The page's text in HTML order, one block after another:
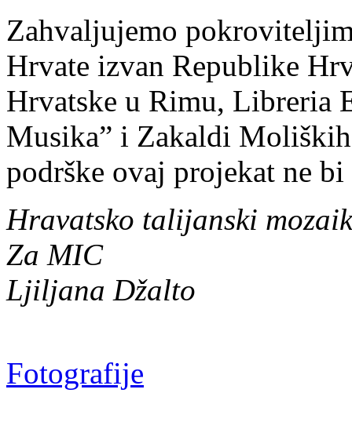
Zahvaljujemo
Hrvate izvan Republike
Hrvatske u Rimu, Libreria
Musika” i Zakaldi
podrške ovaj projekat ne
Hravatsko talijanski
Za MIC
Ljiljana Džalto
Fotografije